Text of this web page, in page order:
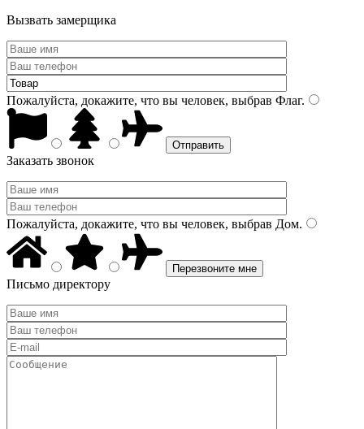
Вызвать замерщика
Пожалуйста, докажите, что вы человек, выбрав Флаг.
Заказать звонок
Пожалуйста, докажите, что вы человек, выбрав Дом.
Письмо директору